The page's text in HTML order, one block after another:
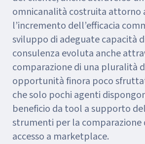
omnicanalità costruita attorno
l’incremento dell’efficacia
sviluppo di adeguate capacità
consulenza evoluta anche
comparazione di una pluralità
opportunità finora poco
che solo pochi agenti
beneficio da tool a supporto
strumenti per la comparazione
accesso a marketplace.